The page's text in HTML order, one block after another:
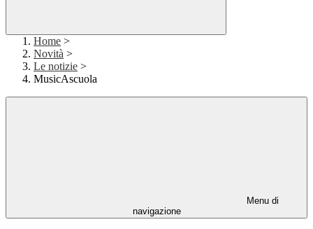
Home >
Novità >
Le notizie >
MusicAscuola
Menu di
navigazione